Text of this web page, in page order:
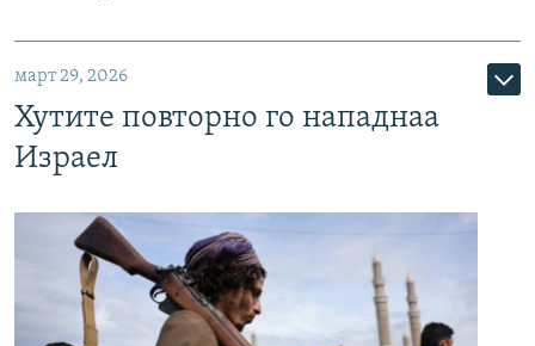
март 29, 2026
Хутите повторно го нападнаа
Израел